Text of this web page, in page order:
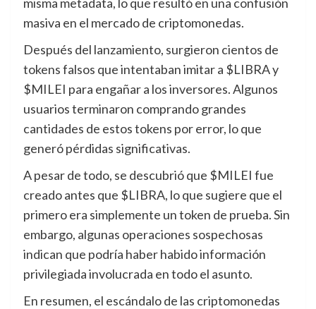
masiva en el mercado de criptomonedas.
Después del lanzamiento, surgieron cientos de
tokens falsos que intentaban imitar a $LIBRA y
$MILEI para engañar a los inversores. Algunos
usuarios terminaron comprando grandes
cantidades de estos tokens por error, lo que
generó pérdidas significativas.
A pesar de todo, se descubrió que $MILEI fue
creado antes que $LIBRA, lo que sugiere que el
primero era simplemente un token de prueba. Sin
embargo, algunas operaciones sospechosas
indican que podría haber habido información
privilegiada involucrada en todo el asunto.
En resumen, el escándalo de las criptomonedas